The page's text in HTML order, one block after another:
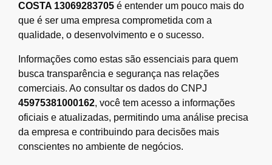
COSTA 13069283705 é entender um pouco mais do
que é ser uma empresa comprometida com a
qualidade, o desenvolvimento e o sucesso.
Informações como estas são essenciais para quem
busca transparência e segurança nas relações
comerciais. Ao consultar os dados do CNPJ
45975381000162, você tem acesso a informações
oficiais e atualizadas, permitindo uma análise precisa
da empresa e contribuindo para decisões mais
conscientes no ambiente de negócios.